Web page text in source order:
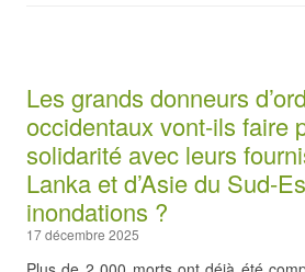
Les grands donneurs
occidentaux vont-ils faire
solidarité avec leurs
Lanka et d’Asie du Sud-
inondations ?
17 décembre 2025